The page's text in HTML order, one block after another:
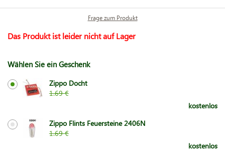
Frage zum Produkt
Das Produkt ist leider nicht auf Lager
Wählen Sie ein Geschenk
Zippo Docht
1.69 €
kostenlos
Zippo Flints Feuersteine 2406N
1.69 €
kostenlos